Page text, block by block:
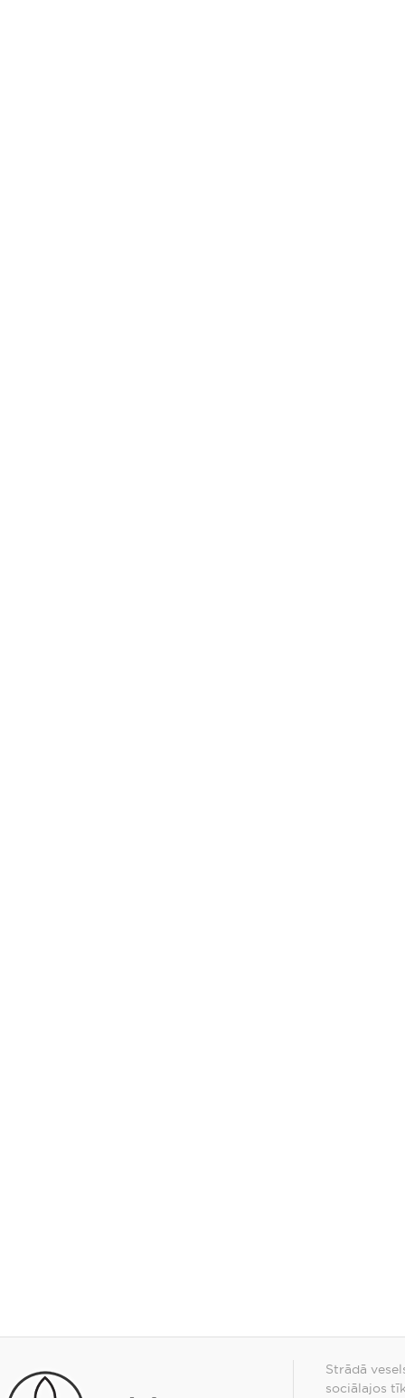
Strādā
sociālajos